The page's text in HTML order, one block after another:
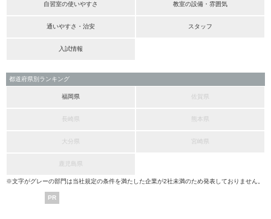
自習室の使いやすさ 教室の設備・雰囲気
通いやすさ・治安 スタッフ
入試情報
都道府県別ランキング
福岡県 佐賀県
長崎県 熊本県
大分県 宮崎県
鹿児島県
※文字がグレーの部門は当社規定の条件を満たした企業が2社未満のため発表しておりません。
PR